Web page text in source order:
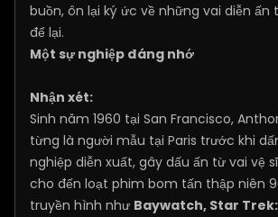
buồn, ôn lại ký ức về những vai diễn
để lại.
Một sự nghiệp đáng nhớ
Nhận xét:
Sinh năm 1960 tại San Francisco,
từng là người mẫu tại Paris trước khi
nghiệp diễn xuất, gây dấu ấn từ vai vệ
cho đến loạt phim bom tấn thập niên
truyền hình như Baywatch, Star